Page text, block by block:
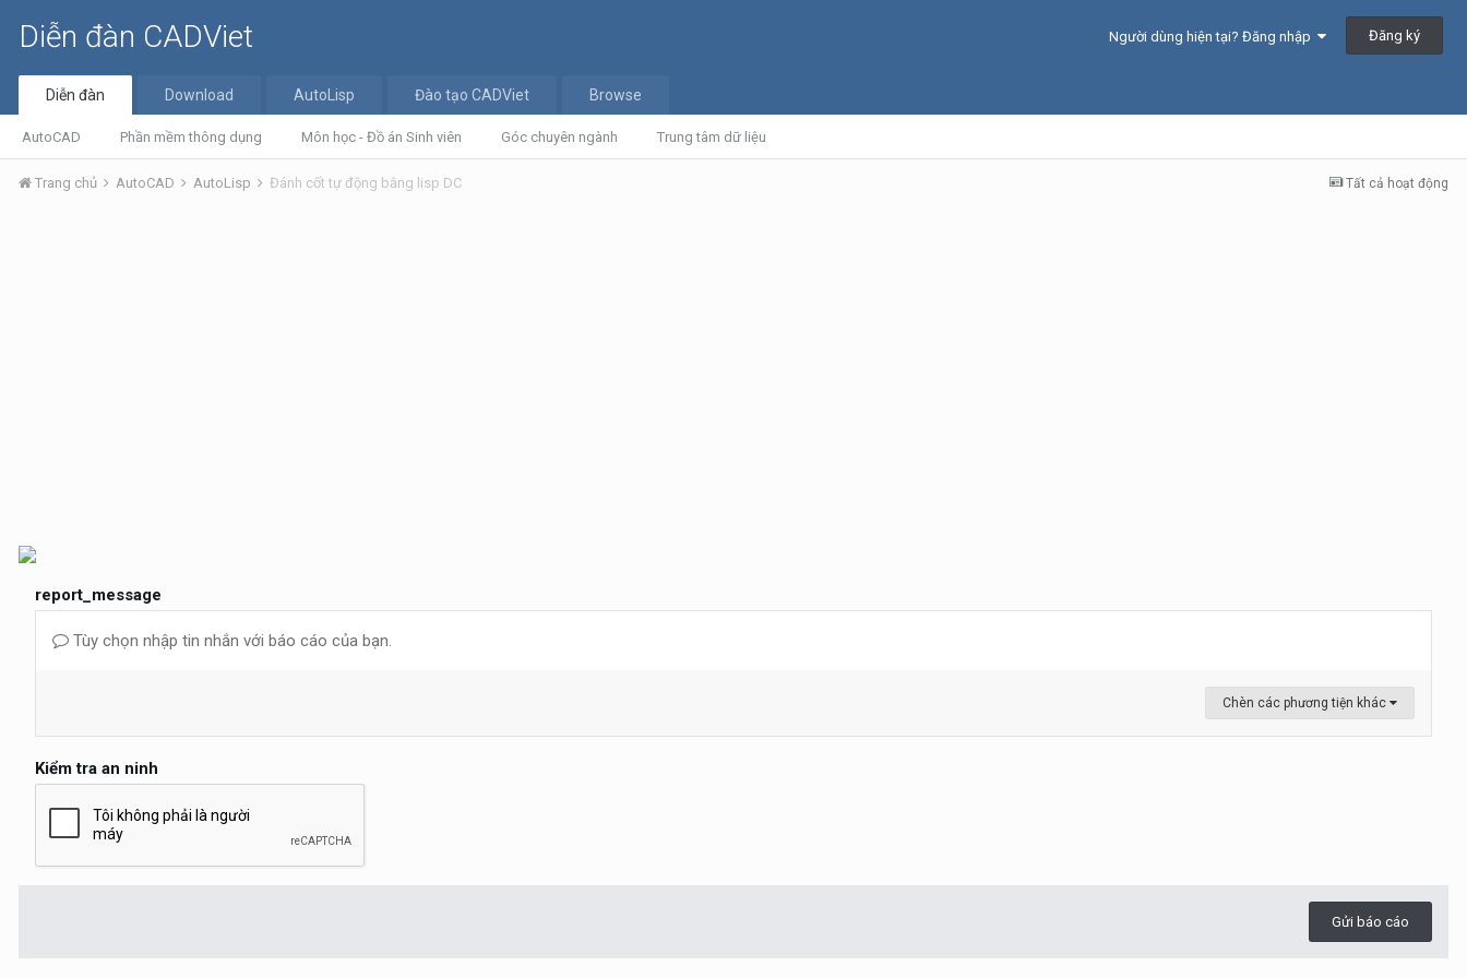
Diễn đàn CADViet Người dùng hiện tại? Đăng nhập Đăng ký
Diễn đàn
AutoCAD Phần mềm thông dụng Môn học - Đồ án Sinh viên Góc chuyên ngành Trung tâm dữ liệu
Download AutoLisp Đào tạo CADViet Browse
Tất cả hoạt động
Trang chủ AutoCAD AutoLisp Đánh cốt tự động bằng lisp DC
report_message
Tùy chọn nhập tin nhắn với báo cáo của bạn.
Chèn các phương tiện khác
Kiểm tra an ninh
Gửi báo cáo